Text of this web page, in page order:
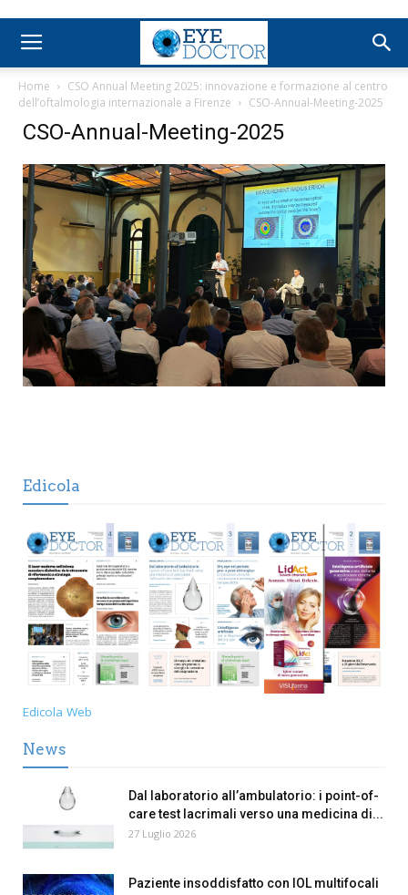
Home
CSO Annual Meeting 2025: innovazione e formazione al centro
dell’oftalmologia internazionale a Firenze
CSO-Annual-Meeting-2025
CSO-Annual-Meeting-2025
Edicola
Edicola Web
News
Dal laboratorio all’ambulatorio: i point-of-
care test lacrimali verso una medicina di...
27 Luglio 2026
Paziente insoddisfatto con IOL multifocali